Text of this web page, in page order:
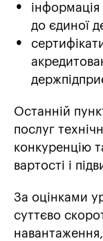
до єдиної
Останній
послуг
конкуренцію
вартості і
За оцінками
суттєво